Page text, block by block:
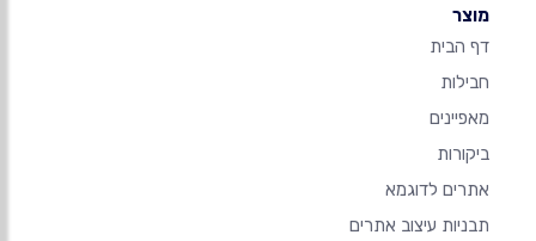
מוצר
דף הבית
חבילות
מאפיינים
ביקורות
אתרים לדוגמא
תבניות עיצוב אתרים